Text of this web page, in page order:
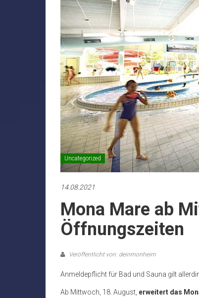
Uncategorized
14.08.2021
Mona Mare ab
Öffnungszeiten
Veröffentlicht von: deinmonheim
Anmeldepflicht für Bad und Sauna gilt
Ab Mittwoch, 18. August, erweitert das